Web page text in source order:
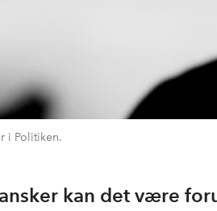
i Politiken.
kan det være